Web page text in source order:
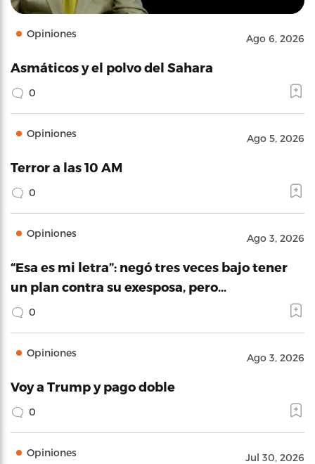
Opiniones Ago 6, 2026
Asmáticos y el polvo del Sahara
0
Opiniones Ago 5, 2026
Terror a las 10 AM
0
Opiniones Ago 3, 2026
“Esa es mi letra”: negó tres veces bajo tener
un plan contra su exesposa, pero…
0
Opiniones Ago 3, 2026
Voy a Trump y pago doble
0
Opiniones Jul 30, 2026